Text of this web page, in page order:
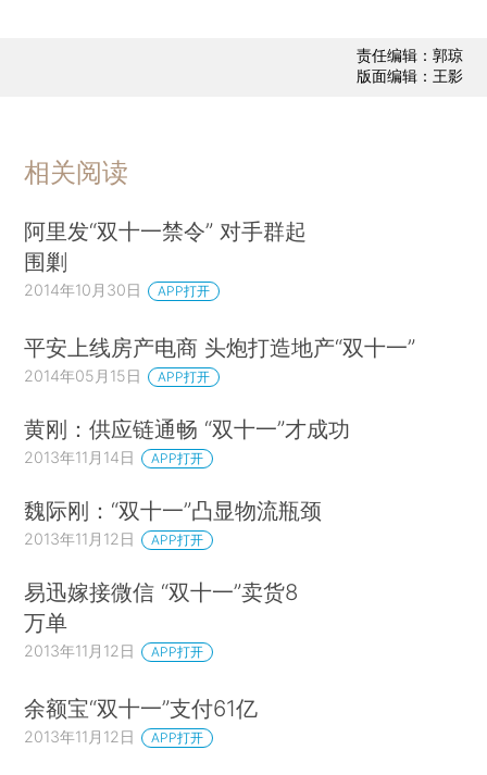
责任编辑：郭琼
版面编辑：王影
相关阅读
阿里发“双十一禁令” 对手群起
围剿
2014年10月30日 APP打开
平安上线房产电商 头炮打造地产“双十一”
2014年05月15日 APP打开
黄刚：供应链通畅 “双十一”才成功
2013年11月14日 APP打开
魏际刚：“双十一”凸显物流瓶颈
2013年11月12日 APP打开
易迅嫁接微信 “双十一”卖货8
万单
2013年11月12日 APP打开
余额宝“双十一”支付61亿
2013年11月12日 APP打开